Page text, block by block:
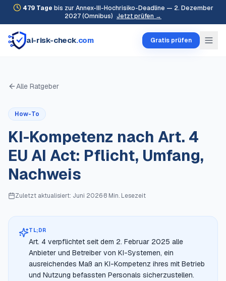
479 Tage bis zur Annex-III-Hochrisiko-Deadline — 2. Dezember
2027 (Omnibus) Jetzt prüfen →
ai-risk-check.com Gratis prüfen
Alle Ratgeber
How-To
KI-Kompetenz nach Art. 4
EU AI Act: Pflicht, Umfang,
Nachweis
Zuletzt aktualisiert: Juni 2026·8 Min. Lesezeit
TL;DR
Art. 4 verpflichtet seit dem 2. Februar 2025 alle
Anbieter und Betreiber von KI-Systemen, ein
ausreichendes Maß an KI-Kompetenz ihres mit Betrieb
und Nutzung befassten Personals sicherzustellen.